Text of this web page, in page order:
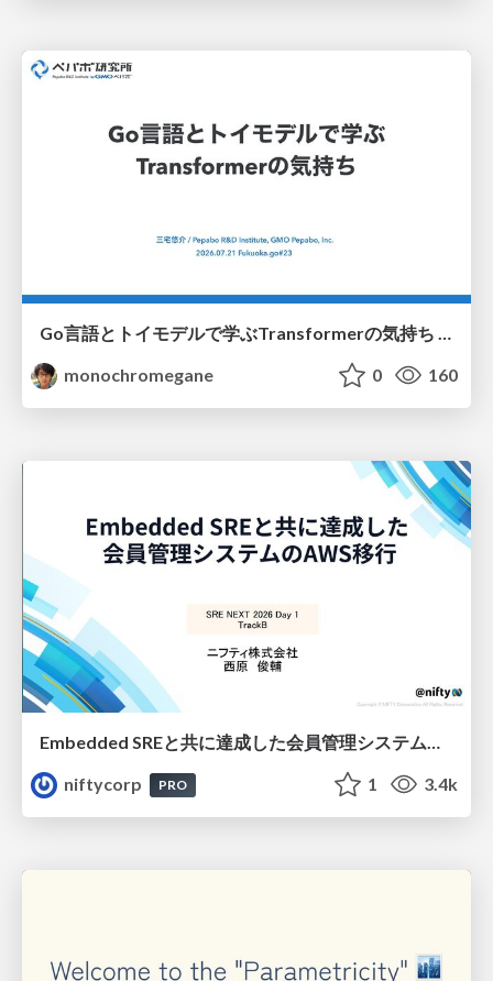
Go言語とトイモデルで学ぶTransformerの気持ち / fukuokago23-transformer
monochromegane
0 160
Embedded SREと共に達成した会員管理システムのAWS移行 - SRE NEXT 2026 ランチスポンサーセッション
niftycorp
PRO 1 3.4k